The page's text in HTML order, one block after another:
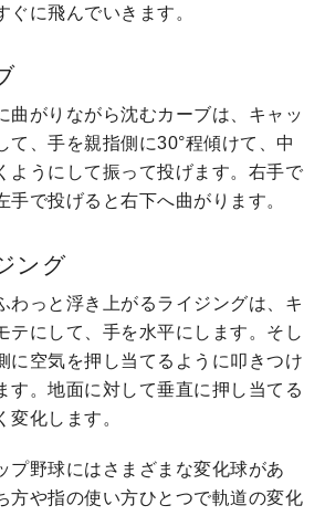
ぐに飛んでいきます。
曲がりながら沈むカーブは、キャッ
て、手を親指側に30°程傾けて、中
ようにして振って投げます。右手で
手で投げると右下へ曲がります。
ング
わっと浮き上がるライジングは、キ
テにして、手を水平にします。そし
に空気を押し当てるように叩きつけ
す。地面に対して垂直に押し当てる
変化します。
プ野球にはさまざまな変化球があ
方や指の使い方ひとつで軌道の変化